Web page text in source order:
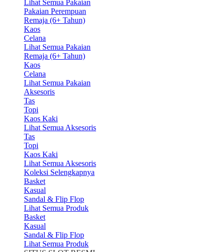
Lihat Semua Pakaian
Pakaian Perempuan
Remaja (6+ Tahun)
Kaos
Celana
Lihat Semua Pakaian
Remaja (6+ Tahun)
Kaos
Celana
Lihat Semua Pakaian
Aksesoris
Tas
Topi
Kaos Kaki
Lihat Semua Aksesoris
Tas
Topi
Kaos Kaki
Lihat Semua Aksesoris
Koleksi Selengkapnya
Basket
Kasual
Sandal & Flip Flop
Lihat Semua Produk
Basket
Kasual
Sandal & Flip Flop
Lihat Semua Produk